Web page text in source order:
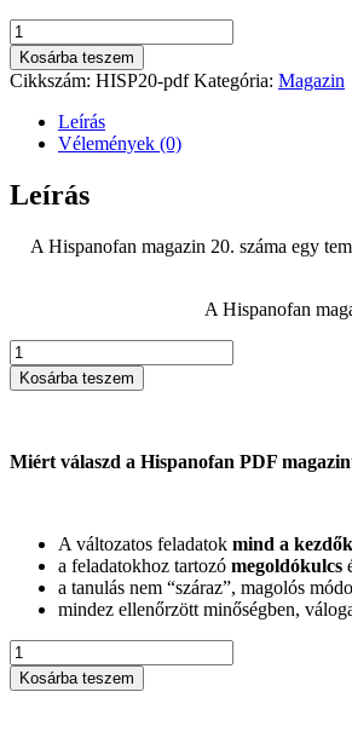
Hispanofan
PDF
magazin
20.
szám
ONLINE
mennyiség
Kosárba teszem
Cikkszám: HISP20-pdf Kategória: Magazin
Leírás
Vélemények (0)
Leírás
A Hispanofan magazin 20. száma egy
A Hispanofan
Hispanofan
PDF
magazin
-
Kosárba teszem
Miért válaszd a Hispanofan PDF
A változatos feladatok mind a
a feladatokhoz tartozó megoldókulcs
a tanulás nem “száraz”, magolós
mindez ellenőrzött minőségben,
Hispanofan
PDF
magazin
Kosárba teszem